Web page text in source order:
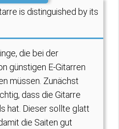
is distinguished by its
die bei der
günstigen E-Gitarren
müssen. Zunächst
dass die Gitarre
hat. Dieser sollte glatt
die Saiten gut